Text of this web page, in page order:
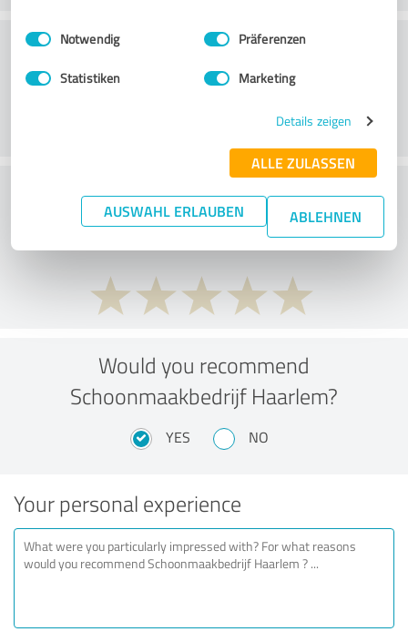
Impressum Datenschutzbestimmungen
Einwilligungsauswahl
Notwendig Präferenzen
Statistiken Marketing
Details zeigen
ALLE ZULASSEN
AUSWAHL ERLAUBEN ABLEHNEN
Kundeservice
What do you think of the price to
performance ratio?
Would you recommend
Schoonmaakbedrijf Haarlem?
YES NO
Your personal experience